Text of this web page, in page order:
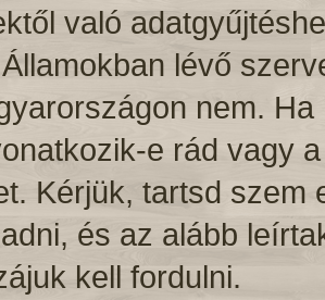
való
lévő
nem.
e rád vagy
Kérjük, tartsd szem
és az alább
kell fordulni.